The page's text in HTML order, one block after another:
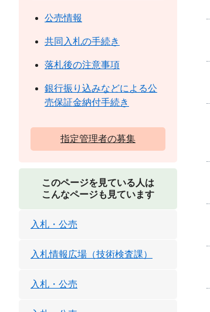
公売情報
共同入札の手続き
落札後の注意事項
銀行振り込みなどによる公
売保証金納付手続き
指定管理者の募集
このページを見ている人は
こんなページも見ています
入札・公売
入札情報広場（技術検査課）
入札・公売